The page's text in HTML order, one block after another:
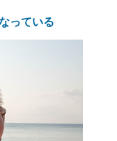
っている